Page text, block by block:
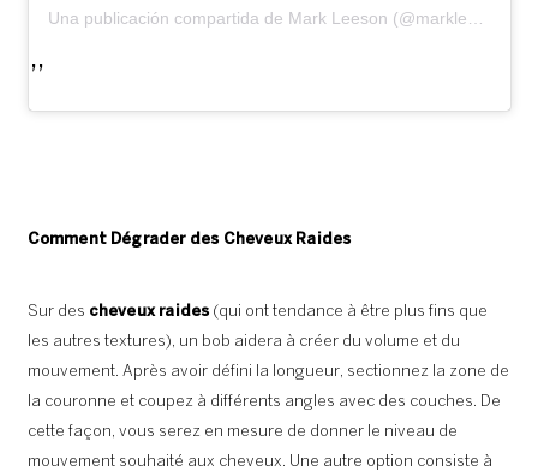
Comment Dégrader des Cheveux Raides
Sur des cheveux raides (qui ont tendance à être plus fins que
les autres textures), un bob aidera à créer du volume et du
mouvement. Après avoir défini la longueur, sectionnez la zone de
la couronne et coupez à différents angles avec des couches. De
cette façon, vous serez en mesure de donner le niveau de
mouvement souhaité aux cheveux. Une autre option consiste à